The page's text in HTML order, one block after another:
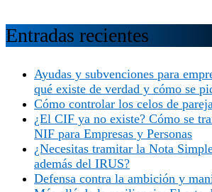
Entradas recientes
Ayudas y subvenciones para
qué existe de verdad y cómo se
Cómo controlar los celos de
¿El CIF ya no existe? Cómo se
NIF para Empresas y Personas
¿Necesitas tramitar la Nota
además del IRUS?
Defensa contra la ambición y